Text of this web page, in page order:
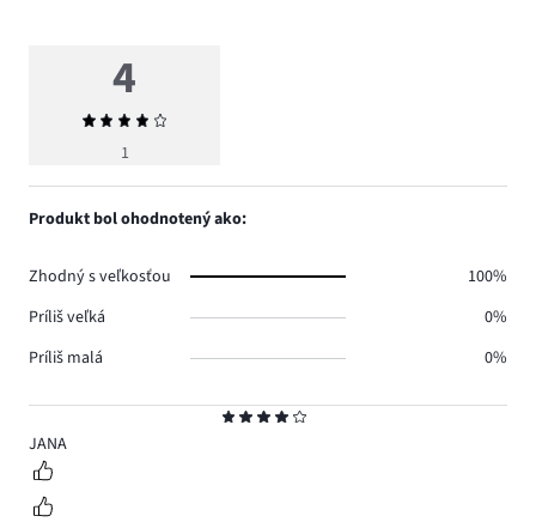
4
JANA
4
Priemerné
hodnotenie
1
Produkt bol ohodnotený ako:
Zhodný s veľkosťou
100%
Príliš veľká
0%
Príliš malá
0%